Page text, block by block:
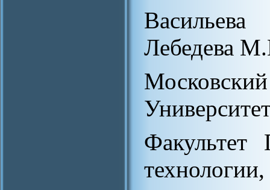
Лебедева
Факультет